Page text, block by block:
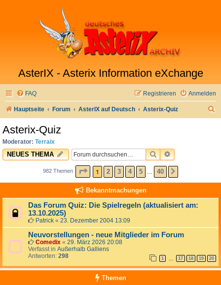
AsterIX - Asterix Information eXchange
FAQ Anmelden
Registrieren
Hauptseite Forum AsterIX auf Deutsch Asterix-Quiz
Asterix-Quiz
Moderator: Terraix
NEUES THEMA SUCHEERWEITERTE
982 Themen SEITE1 VON40
1 2 3 4 5 40
Bekanntmachungen
Das Forum Quiz: Die Spielregeln (aktualisiert am:
13.10.2025)
Patrick « 23. Dezember 2004 13:09
Neuvorstellungen - neue Mitglieder im Forum
Comedix « 29. März 2026 20:08
Verfasst in Außerhalb Galliens
Antworten: 298 1 … 17 18 19 20
Themen